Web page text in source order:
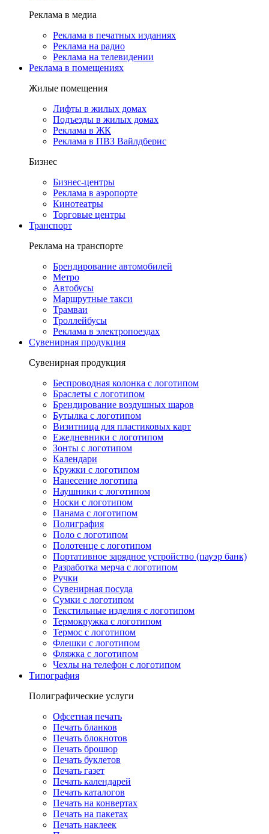
Реклама в медиа
Реклама в печатных изданиях
Реклама на радио
Реклама на телевидении
Реклама в помещениях
Жилые помещения
Лифты в жилых домах
Подъезды в жилых домах
Реклама в ЖК
Реклама в ПВЗ Вайлдберис
Бизнес
Бизнес-центры
Реклама в аэропорте
Кинотеатры
Торговые центры
Транспорт
Реклама на транспорте
Брендирование автомобилей
Метро
Автобусы
Маршрутные такси
Трамваи
Троллейбусы
Реклама в электропоездах
Сувенирная продукция
Сувенирная продукция
Беспроводная колонка с логотипом
Браслеты с логотипом
Брендирование воздушных шаров
Бутылка с логотипом
Визитница для пластиковых карт
Ежедневники с логотипом
Зонты с логотипом
Календари
Кружки с логотипом
Нанесение логотипа
Наушники с логотипом
Носки с логотипом
Панама с логотипом
Полиграфия
Поло с логотипом
Полотенце с логотипом
Портативное зарядное устройство (пауэр банк)
Разработка мерча с логотипом
Ручки
Сувенирная посуда
Сумки с логотипом
Текстильные изделия с логотипом
Термокружка с логотипом
Термос с логотипом
Флешки с логотипом
Фляжка с логотипом
Чехлы на телефон с логотипом
Типография
Полиграфические услуги
Офсетная печать
Печать бланков
Печать блокнотов
Печать брошюр
Печать буклетов
Печать газет
Печать календарей
Печать каталогов
Печать на конвертах
Печать на пакетах
Печать наклеек